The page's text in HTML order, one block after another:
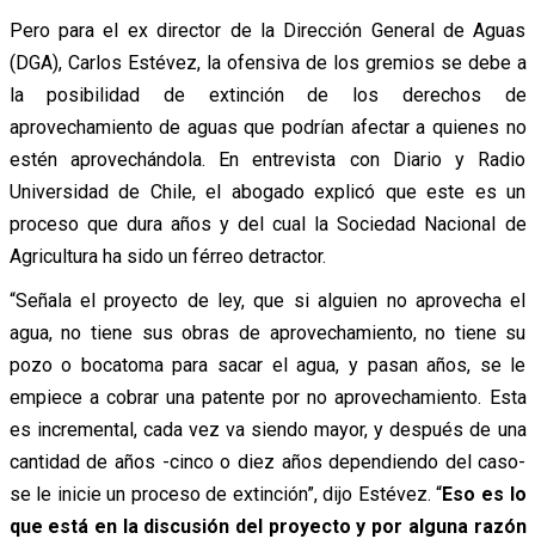
Pero para el ex director de la Dirección General de Aguas
(DGA), Carlos Estévez, la ofensiva de los gremios se debe a
la posibilidad de extinción de los derechos de
aprovechamiento de aguas que podrían afectar a quienes no
estén aprovechándola. En entrevista con Diario y Radio
Universidad de Chile, el abogado explicó que este es un
proceso que dura años y del cual la Sociedad Nacional de
Agricultura ha sido un férreo detractor.
“Señala el proyecto de ley, que si alguien no aprovecha el
agua, no tiene sus obras de aprovechamiento, no tiene su
pozo o bocatoma para sacar el agua, y pasan años, se le
empiece a cobrar una patente por no aprovechamiento. Esta
es incremental, cada vez va siendo mayor, y después de una
cantidad de años -cinco o diez años dependiendo del caso-
se le inicie un proceso de extinción”, dijo Estévez. “Eso es lo
que está en la discusión del proyecto y por alguna razón